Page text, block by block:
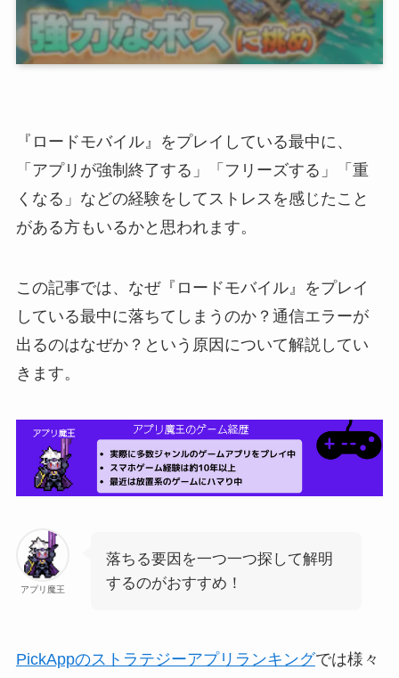
『ロードモバイル』をプレイしている最中に、
「アプリが強制終了する」「フリーズする」「重
くなる」などの経験をしてストレスを感じたこと
がある方もいるかと思われます。
この記事では、なぜ『ロードモバイル』をプレイ
している最中に落ちてしまうのか？通信エラーが
出るのはなぜか？という原因について解説してい
きます。
アプリ魔王
落ちる要因を一つ一つ探して解明
するのがおすすめ！
PickAppのストラテジーアプリランキングでは様々